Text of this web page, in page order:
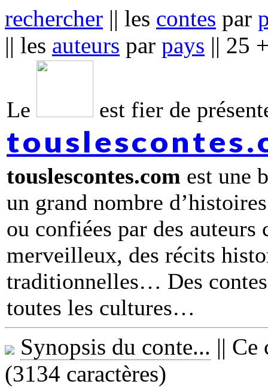
rechercher || les contes par
|| les auteurs par pays || 25
Le est fier de
touslescontes.com est une
un grand nombre
ou confiées par des
merveilleux, des récits
traditionnelles… Des
toutes les cultures
Synopsis du conte... || Ce
(3134 caractères)